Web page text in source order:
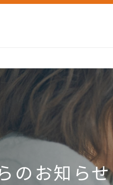
のお知らせ